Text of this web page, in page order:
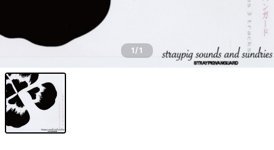
1/1